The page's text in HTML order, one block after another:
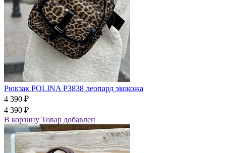
Рюкзак POLINA P3838 леопард экокожа
4 390 ₽
4 390 ₽
В корзину Товар добавлен